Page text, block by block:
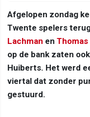
Afgelopen zondag
Twente spelers
Lachman en Thomas
op de bank zaten
Huiberts. Het werd
viertal dat zonder
gestuurd.